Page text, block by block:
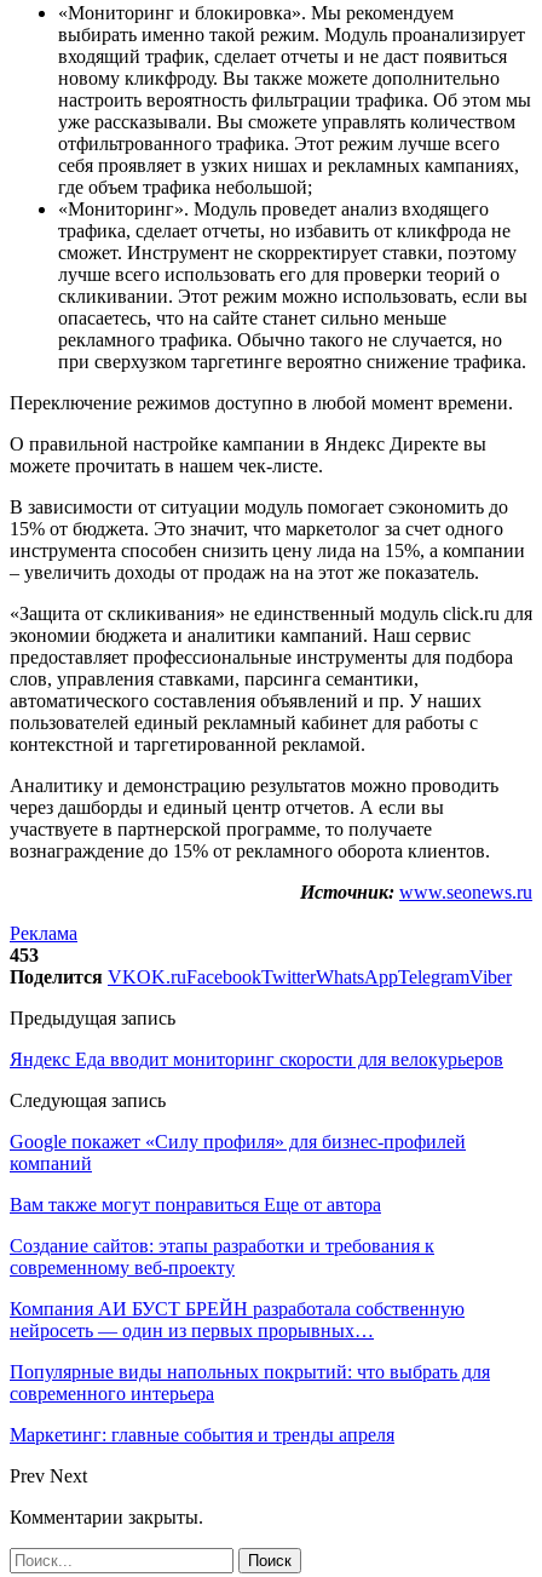
«Мониторинг и блокировка». Мы рекомендуем
выбирать именно такой режим. Модуль проанализирует
входящий трафик, сделает отчеты и не даст появиться
новому кликфроду. Вы также можете дополнительно
настроить вероятность фильтрации трафика. Об этом мы
уже рассказывали. Вы сможете управлять количеством
отфильтрованного трафика. Этот режим лучше всего
себя проявляет в узких нишах и рекламных кампаниях,
где объем трафика небольшой;
«Мониторинг». Модуль проведет анализ входящего
трафика, сделает отчеты, но избавить от кликфрода не
сможет. Инструмент не скорректирует ставки, поэтому
лучше всего использовать его для проверки теорий о
скликивании. Этот режим можно использовать, если вы
опасаетесь, что на сайте станет сильно меньше
рекламного трафика. Обычно такого не случается, но
при сверхузком таргетинге вероятно снижение трафика.
Переключение режимов доступно в любой момент времени.
О правильной настройке кампании в Яндекс Директе вы
можете прочитать в нашем чек-листе.
В зависимости от ситуации модуль помогает сэкономить до
15% от бюджета. Это значит, что маркетолог за счет одного
инструмента способен снизить цену лида на 15%, а компании
– увеличить доходы от продаж на на этот же показатель.
«Защита от скликивания» не единственный модуль click.ru для
экономии бюджета и аналитики кампаний. Наш сервис
предоставляет профессиональные инструменты для подбора
слов, управления ставками, парсинга семантики,
автоматического составления объявлений и пр. У наших
пользователей единый рекламный кабинет для работы с
контекстной и таргетированной рекламой.
Аналитику и демонстрацию результатов можно проводить
через дашборды и единый центр отчетов. А если вы
участвуете в партнерской программе, то получаете
вознаграждение до 15% от рекламного оборота клиентов.
Источник: www.seonews.ru
Реклама
453
Поделится VKOK.ruFacebookTwitterWhatsAppTelegramViber
Предыдущая запись
Яндекс Еда вводит мониторинг скорости для велокурьеров
Следующая запись
Google покажет «Силу профиля» для бизнес-профилей
компаний
Вам также могут понравиться Еще от автора
Создание сайтов: этапы разработки и требования к
современному веб-проекту
Компания АИ БУСТ БРЕЙН разработала собственную
нейросеть — один из первых прорывных…
Популярные виды напольных покрытий: что выбрать для
современного интерьера
Маркетинг: главные события и тренды апреля
Prev Next
Комментарии закрыты.